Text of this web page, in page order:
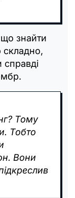
що знайти
складно,
Тому
Тобто
Вони